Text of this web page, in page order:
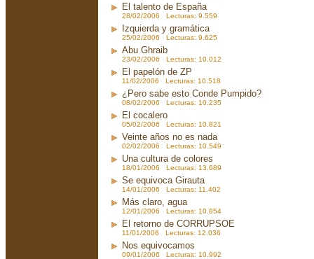
El talento de España
28/02/2006 Lecturas: 9.559
Izquierda y gramática
25/02/2006 Lecturas: 9.625
Abu Ghraib
23/02/2006 Lecturas: 10.012
El papelón de ZP
11/02/2006 Lecturas: 10.518
¿Pero sabe esto Conde Pumpido?
08/02/2006 Lecturas: 10.235
El cocalero
05/02/2006 Lecturas: 10.821
Veinte años no es nada
02/02/2006 Lecturas: 10.549
Una cultura de colores
18/01/2006 Lecturas: 13.689
Se equivoca Girauta
14/01/2006 Lecturas: 11.402
Más claro, agua
12/01/2006 Lecturas: 10.854
El retorno de CORRUPSOE
11/01/2006 Lecturas: 12.036
Nos equivocamos
09/01/2006 Lecturas: 10.992